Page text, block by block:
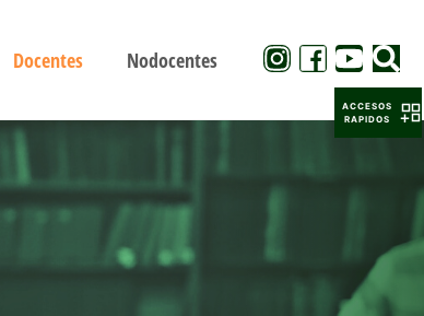
Docentes Nodocentes
ACCESOS
RAPIDOS